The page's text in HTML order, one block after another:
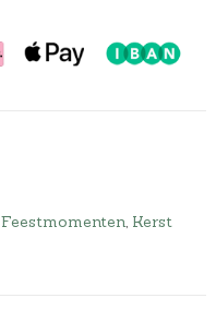
Feestmomenten, Kerst